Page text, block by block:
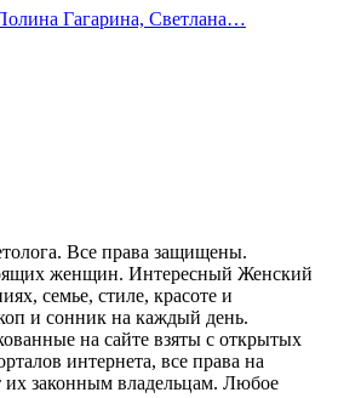
Гагарина, Светлана…
Все права защищены.
женщин. Интересный Женский
семье, стиле, красоте и
и сонник на каждый день.
на сайте взяты с открытых
интернета, все права на
их законным владельцам. Любое